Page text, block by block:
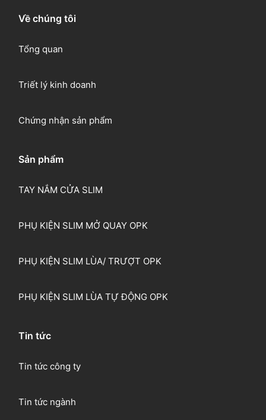
Về chúng tôi
Tổng quan
Triết lý kinh doanh
Chứng nhận sản phẩm
Sản phẩm
TAY NẮM CỬA SLIM
PHỤ KIỆN SLIM MỞ QUAY OPK
PHỤ KIỆN SLIM LÙA/ TRƯỢT OPK
PHỤ KIỆN SLIM LÙA TỰ ĐỘNG OPK
Tin tức
Tin tức công ty
Tin tức ngành